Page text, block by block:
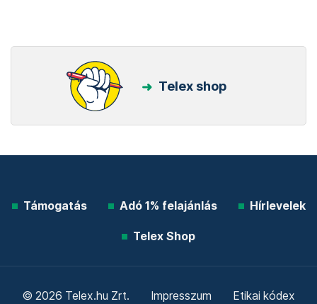
Telex shop
Támogatás Adó 1% felajánlás Hírlevelek
Telex Shop
© 2026 Telex.hu Zrt. Impresszum Etikai kódex